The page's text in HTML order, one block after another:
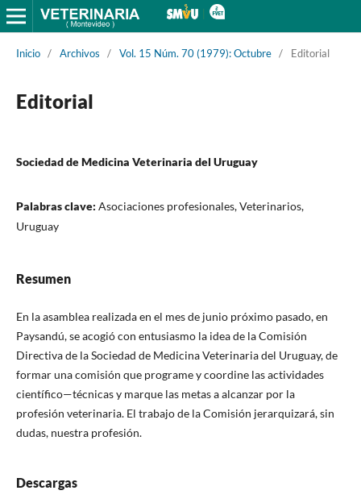
Inicio / Archivos / Vol. 15 Núm. 70 (1979): Octubre / Editorial
Editorial
Sociedad de Medicina Veterinaria del Uruguay
Palabras clave: Asociaciones profesionales, Veterinarios,
Uruguay
Resumen
En la asamblea realizada en el mes de junio próximo pasado, en
Paysandú, se acogió con entusiasmo la idea de la Comisión
Directiva de la Sociedad de Medicina Veterinaria del Uruguay, de
formar una comisión que programe y coordine las actividades
científico—técnicas y marque las metas a alcanzar por la
profesión veterinaria. El trabajo de la Comisión jerarquizará, sin
dudas, nuestra profesión.
Descargas